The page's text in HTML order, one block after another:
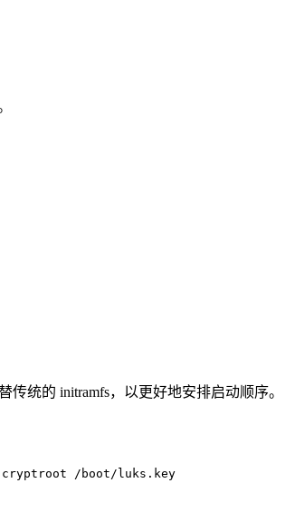
传统的 initramfs，以更好地安排启动顺序。
cryptroot /boot/luks.key